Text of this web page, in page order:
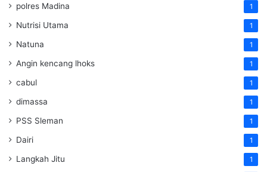
polres Madina 1
Nutrisi Utama 1
Natuna 1
Angin kencang lhoks 1
cabul 1
dimassa 1
PSS Sleman 1
Dairi 1
Langkah Jitu 1